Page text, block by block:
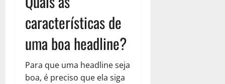
características de
uma boa headline?
Para que uma headline seja
boa, é preciso que ela siga